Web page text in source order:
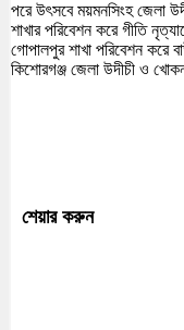
পরে উৎসবে ময়মনসিংহ জেলা
শাখার পরিবেশন করে গীতি
গোপালপুর শাখা পরিবেশন করে
কিশোরগঞ্জ জেলা উদীচী ও
শেয়ার করুন